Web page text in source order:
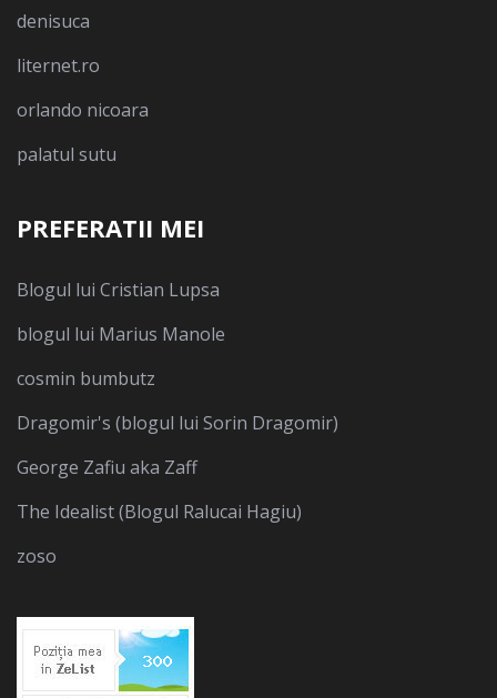
denisuca
liternet.ro
orlando nicoara
palatul sutu
PREFERATII MEI
Blogul lui Cristian Lupsa
blogul lui Marius Manole
cosmin bumbutz
Dragomir's (blogul lui Sorin Dragomir)
George Zafiu aka Zaff
The Idealist (Blogul Ralucai Hagiu)
zoso